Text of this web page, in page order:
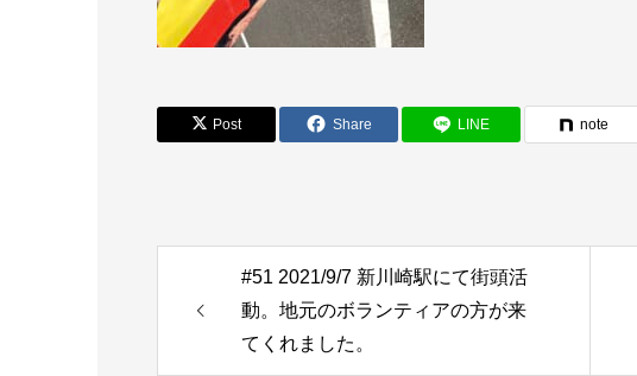
Post Share LINE note
#51 2021/9/7 新川崎駅にて街頭活
動。地元のボランティアの方が来
てくれました。